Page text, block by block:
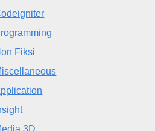
Fiksi
3D